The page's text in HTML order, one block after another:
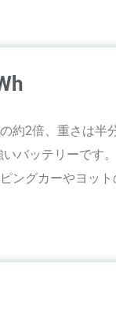
約2倍、重さは半
バッテリーです
ングカーやヨッ